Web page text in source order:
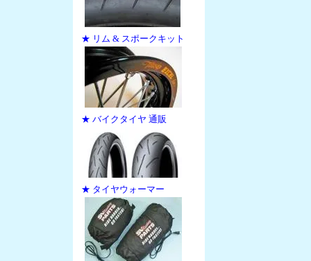
★ リム & スポークキット
★ バイクタイヤ 通販
★ タイヤウォーマー